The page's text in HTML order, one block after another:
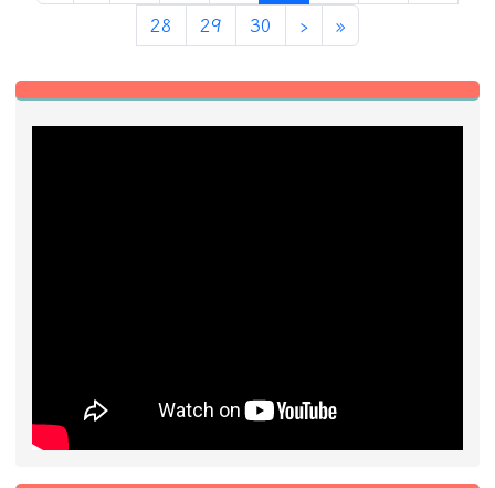
28 29 30 ›下一頁
»最後頁
左邊區域內容